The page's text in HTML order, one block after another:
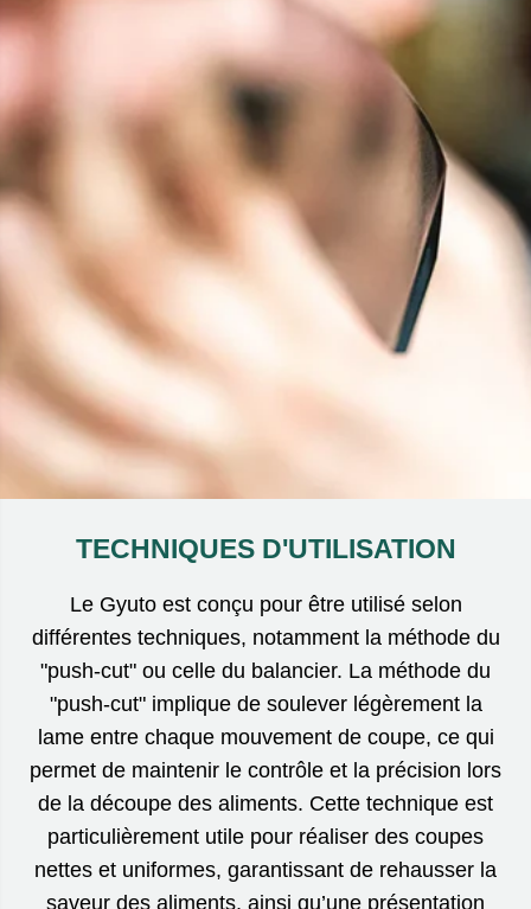
TECHNIQUES D'UTILISATION
Le Gyuto est conçu pour être utilisé selon
différentes techniques, notamment la méthode du
"push-cut" ou celle du balancier. La méthode du
"push-cut" implique de soulever légèrement la
lame entre chaque mouvement de coupe, ce qui
permet de maintenir le contrôle et la précision lors
de la découpe des aliments. Cette technique est
particulièrement utile pour réaliser des coupes
nettes et uniformes, garantissant de rehausser la
saveur des aliments, ainsi qu’une présentation